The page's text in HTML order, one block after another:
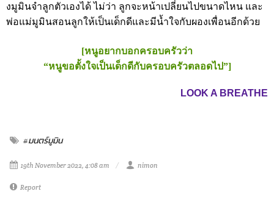
งมูมินจำลูกตัวเองได้ ไม่ว่า ลูกจะหน้าเปลี่ยนไปขนาดไหน และ
พ่อแม่มูมินสอนลูกให้เป็นเด็กดีและมีน้ำใจกับผองเพื่อนอีกด้วย
[หนูอยากบอกครอบครัวว่า
“หนูขอตั้งใจเป็นเด็กดีกับครอบครัวตลอดไป”]
LOOK A BREATHE
#มนตร์มูมิน
19th November 2022, 4:08 am nimon
Report